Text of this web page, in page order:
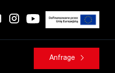
Anfrage